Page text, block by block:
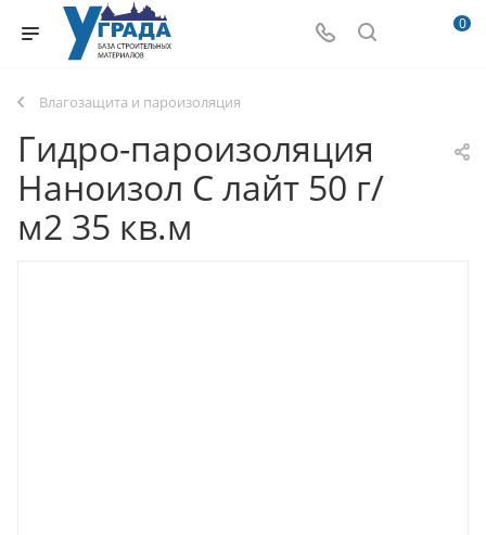
0
Влагозащита и пароизоляция
Гидро-пароизоляция
Наноизол C лайт 50 г/
м2 35 кв.м